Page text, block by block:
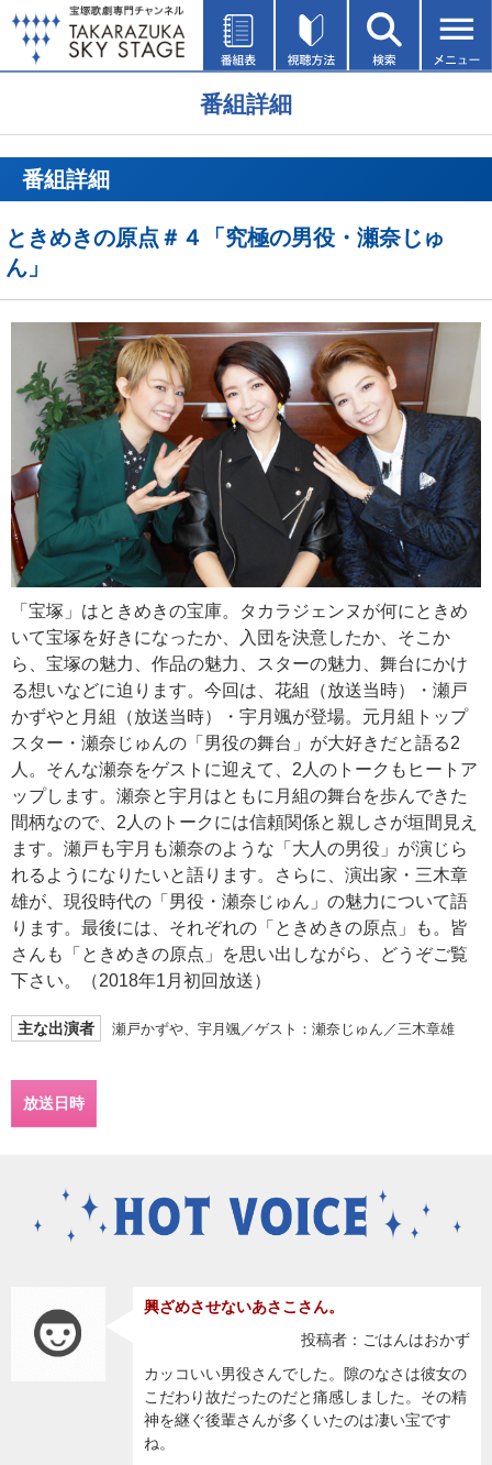
番組詳細
番組詳細
ときめきの原点＃４「究極の男役・瀬奈じゅ
ん」
「宝塚」はときめきの宝庫。タカラジェンヌが何にときめ
いて宝塚を好きになったか、入団を決意したか、そこか
ら、宝塚の魅力、作品の魅力、スターの魅力、舞台にかけ
る想いなどに迫ります。今回は、花組（放送当時）・瀬戸
かずやと月組（放送当時）・宇月颯が登場。元月組トップ
スター・瀬奈じゅんの「男役の舞台」が大好きだと語る2
人。そんな瀬奈をゲストに迎えて、2人のトークもヒートア
ップします。瀬奈と宇月はともに月組の舞台を歩んできた
間柄なので、2人のトークには信頼関係と親しさが垣間見え
ます。瀬戸も宇月も瀬奈のような「大人の男役」が演じら
れるようになりたいと語ります。さらに、演出家・三木章
雄が、現役時代の「男役・瀬奈じゅん」の魅力について語
ります。最後には、それぞれの「ときめきの原点」も。皆
さんも「ときめきの原点」を思い出しながら、どうぞご覧
下さい。（2018年1月初回放送）
主な出演者 瀬戸かずや、宇月颯／ゲスト：瀬奈じゅん／三木章雄
放送日時
興ざめさせないあさこさん。
投稿者：ごはんはおかず
カッコいい男役さんでした。隙のなさは彼女の
こだわり故だったのだと痛感しました。その精
神を継ぐ後輩さんが多くいたのは凄い宝です
ね。